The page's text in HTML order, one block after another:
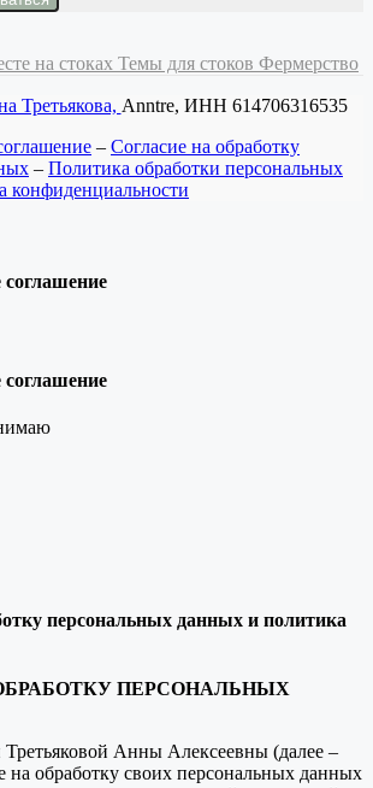
на стоках Темы для стоков Фермерство
Третьякова, Anntre, ИНН 614706316535
– Согласие на обработку
– Политика обработки персональных
конфиденциальности
соглашение
соглашение
персональных данных и политика
ПЕРСОНАЛЬНЫХ
Третьяковой Анны Алексеевны (далее –
на обработку своих персональных данных